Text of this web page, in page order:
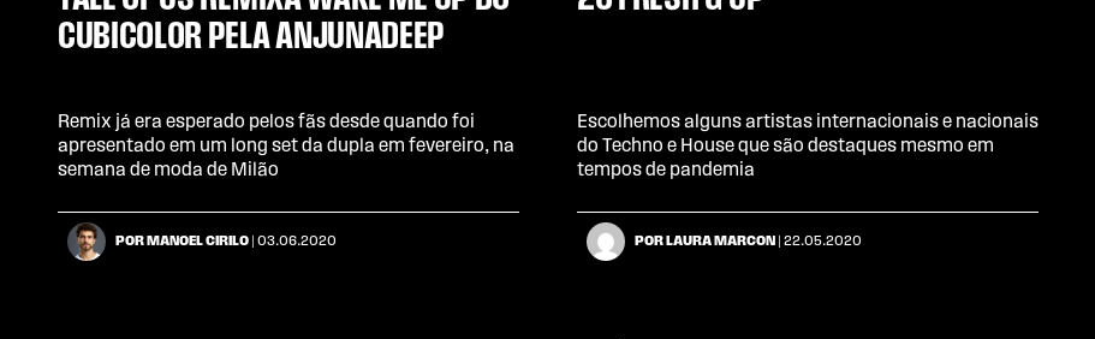
CUBICOLOR PELA ANJUNADEEP
Remix já era esperado pelos fãs desde quando foi
apresentado em um long set da dupla em fevereiro, na
semana de moda de Milão
POR MANOEL CIRILO | 03.06.2020
Escolhemos alguns artistas internacionais e nacionais
do Techno e House que são destaques mesmo em
tempos de pandemia
POR LAURA MARCON | 22.05.2020